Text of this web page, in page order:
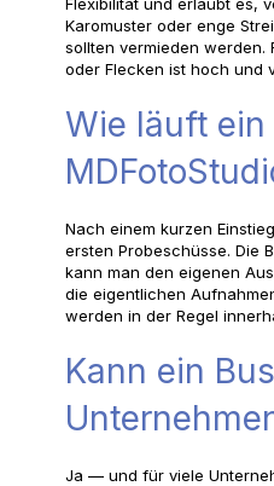
Karomuster oder enge
sollten vermieden
oder Flecken ist hoch und
Wie läuft
Nach einem kurzen
ersten Probeschüsse. Die
kann man den eigenen
die eigentlichen
werden in der Regel
Kann ein
Ja — und für viele